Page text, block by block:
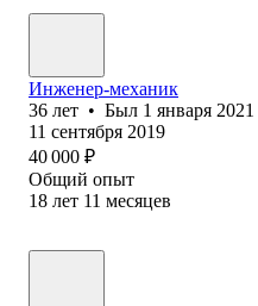
Инженер-механик
36 лет • Был 1 января 2021
11 сентября 2019
40 000 ₽
Общий опыт
18 лет 11 месяцев